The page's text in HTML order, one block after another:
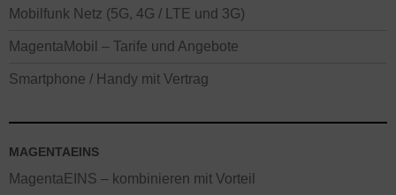
Mobilfunk Netz (5G, 4G / LTE und 3G)
MagentaMobil – Tarife und Angebote
Smartphone / Handy mit Vertrag
MAGENTAEINS
MagentaEINS – kombinieren mit Vorteil